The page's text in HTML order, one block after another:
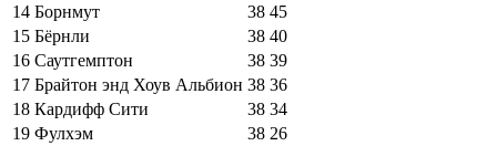
14 Борнмут 38 45
15 Бёрнли 38 40
16 Саутгемптон 38 39
17 Брайтон энд Хоув Альбион 38 36
18 Кардифф Сити 38 34
19 Фулхэм 38 26